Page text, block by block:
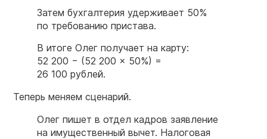
Затем бухгалтерия удерживает 50%
по требованию пристава.
В итоге Олег получает на карту:
52 200 − (52 200 × 50%) =
26 100 рублей.
Теперь меняем сценарий.
Олег пишет в отдел кадров заявление
на имущественный вычет. Налоговая